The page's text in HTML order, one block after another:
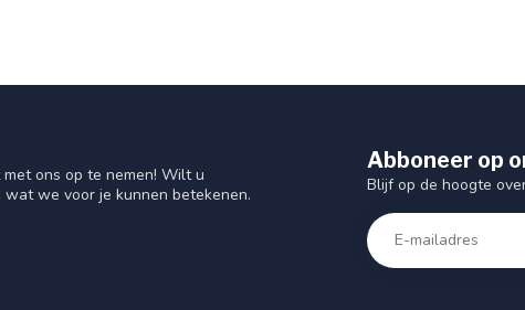
ons op te nemen! Wilt u
we voor je kunnen betekenen.
Abboneer op
Blijf op de hoogte